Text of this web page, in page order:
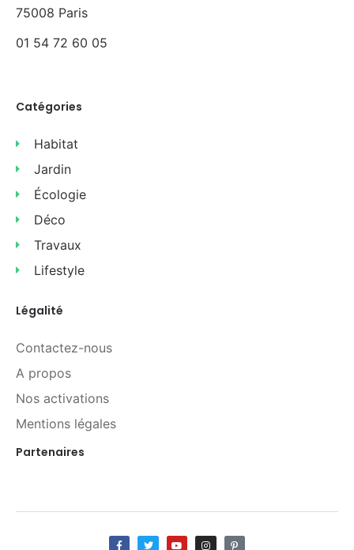
75008 Paris
01 54 72 60 05
Catégories
Habitat
Jardin
Écologie
Déco
Travaux
Lifestyle
Légalité
Contactez-nous
A propos
Nos activations
Mentions légales
Partenaires